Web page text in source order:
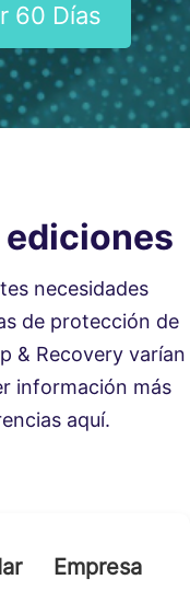
60 Días
necesidades
de protección de
& Recovery varían
información más
aquí.
Empresa